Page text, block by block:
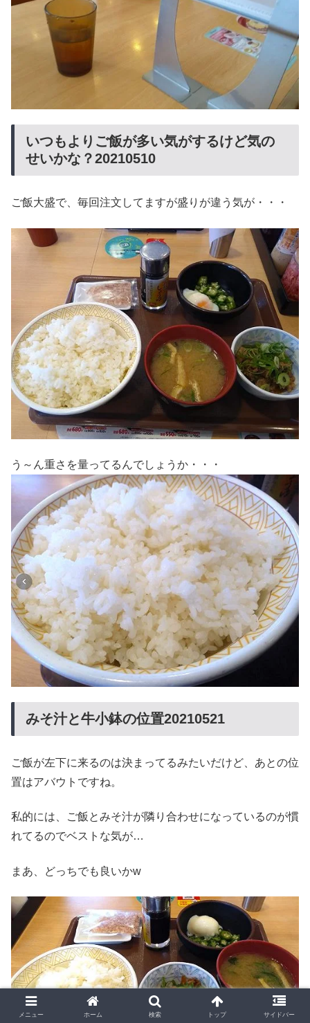
いつもよりご飯が多い気がするけど気の
せいかな？20210510
ご飯大盛で、毎回注文してますが盛りが違う気が・・・
う～ん重さを量ってるんでしょうか・・・
みそ汁と牛小鉢の位置20210521
ご飯が左下に来るのは決まってるみたいだけど、あとの位
置はアバウトですね。
私的には、ご飯とみそ汁が隣り合わせになっているのが慣
れてるのでベストな気が…
まあ、どっちでも良いかw
メニュー ホーム 検索 トップ サイドバー